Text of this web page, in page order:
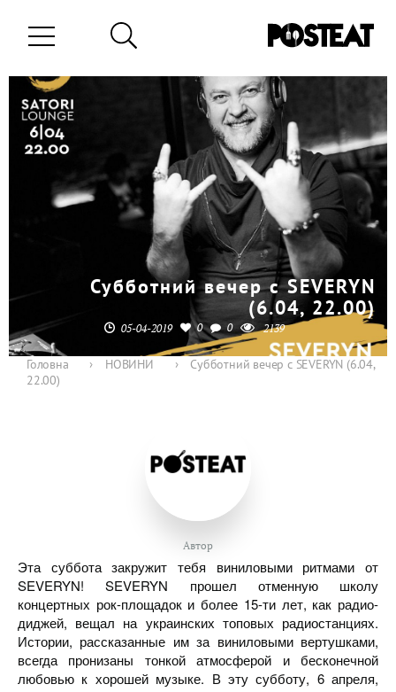
Субботний вечер с SEVERYN
(6.04, 22.00)
05-04-2019 0 0 2139
Головна › НОВИНИ ›
Субботний вечер с SEVERYN (6.04,
22.00)
Автор
Эта суббота закружит тебя виниловыми ритмами от
SEVERYN! SEVERYN прошел отменную школу
концертных рок-площадок и более 15-ти лет, как радио-
диджей, вещал на украинских топовых радиостанциях.
Истории, рассказанные им за виниловыми вертушками,
всегда пронизаны тонкой атмосферой и бесконечной
любовью к хорошей музыке. В эту субботу, 6 апреля,